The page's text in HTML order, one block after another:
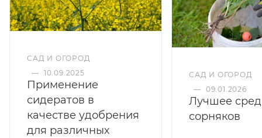
САД И ОГОРОД
— 10.09.2025
Применение
сидератов в
качестве удобрения
для различных
САД И ОГОРОД
— 09.01.2026
Лучшее
сорняков